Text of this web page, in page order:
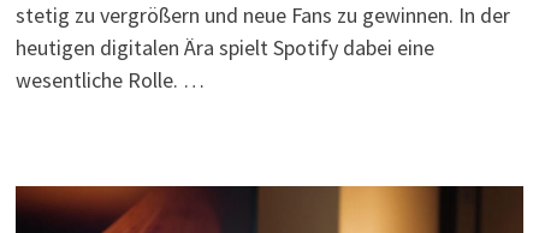
stetig zu vergrößern und neue Fans zu gewinnen. In der
heutigen digitalen Ära spielt Spotify dabei eine
wesentliche Rolle. …